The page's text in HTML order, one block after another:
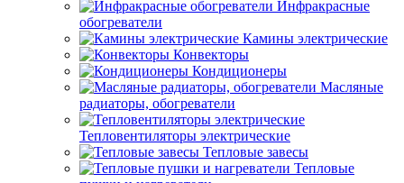
Инфракрасные
обогреватели
Камины электрические
Конвекторы
Кондиционеры
Масляные
радиаторы, обогреватели
Тепловентиляторы электрические
Тепловые завесы
Тепловые